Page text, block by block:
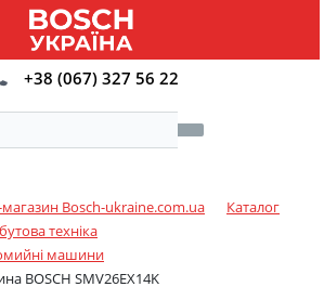
+38 (067) 327 56 22
Bosch-ukraine.com.ua
Каталог
техніка
машини
BOSCH SMV26EX14K